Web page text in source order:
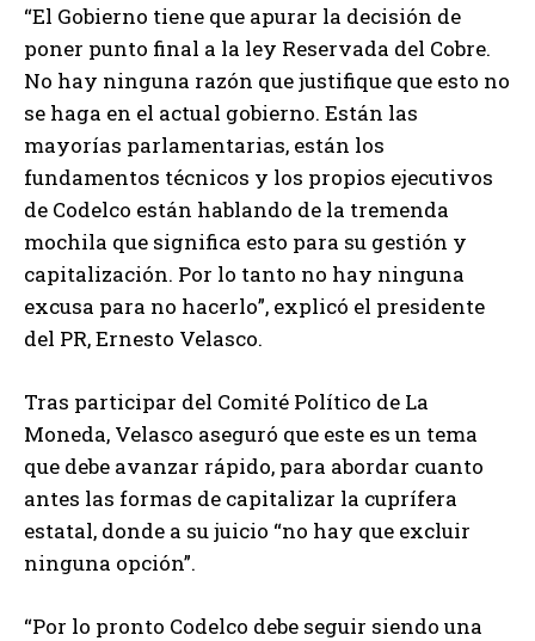
“El Gobierno tiene que apurar la decisión de
poner punto final a la ley Reservada del Cobre.
No hay ninguna razón que justifique que esto no
se haga en el actual gobierno. Están las
mayorías parlamentarias, están los
fundamentos técnicos y los propios ejecutivos
de Codelco están hablando de la tremenda
mochila que significa esto para su gestión y
capitalización. Por lo tanto no hay ninguna
excusa para no hacerlo”, explicó el presidente
del PR, Ernesto Velasco.
Tras participar del Comité Político de La
Moneda, Velasco aseguró que este es un tema
que debe avanzar rápido, para abordar cuanto
antes las formas de capitalizar la cuprífera
estatal, donde a su juicio “no hay que excluir
ninguna opción”.
“Por lo pronto Codelco debe seguir siendo una